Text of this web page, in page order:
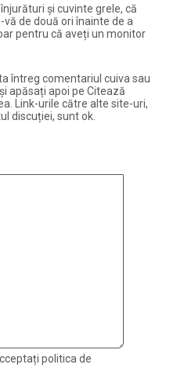
și cuvinte grele, că
de două ori înainte de a
pentru că aveți un monitor
întreg comentariul cuiva sau
apăsați apoi pe Citează
Link-urile către alte site-uri,
discuției, sunt ok.
politica de